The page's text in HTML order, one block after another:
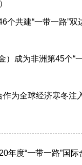
个共建“一带一路”
）成为非洲第45个“
作为全球经济寒冬注
年度“一带一路”国